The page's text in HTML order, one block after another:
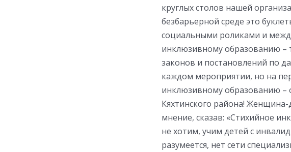
круглых столов нашей
безбарьерной среде это
социальными роликами и
инклюзивному образованию
законов и постановлений по
каждом мероприятии, но на
инклюзивному образованию –
Кяхтинского района!
мнение, сказав: «Стихийное
не хотим, учим детей с
разумеется, нет сети